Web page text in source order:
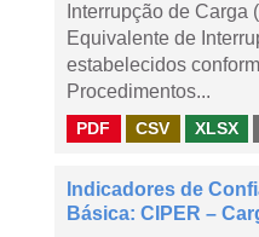
Interrupção de Carga
Equivalente de
estabelecidos
Procedimentos...
PDF CSV XLSX
Indicadores de
Básica: CIPER –